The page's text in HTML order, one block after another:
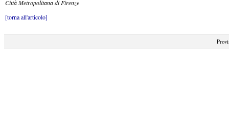
Città Metropolitana di Firenze
[torna all'articolo]